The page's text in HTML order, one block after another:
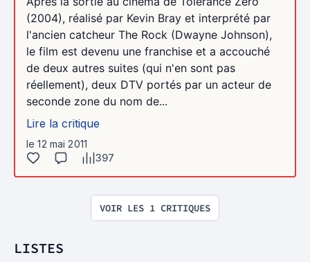
(2004), réalisé par Kevin Bray et interprété par
l'ancien catcheur The Rock (Dwayne Johnson),
le film est devenu une franchise et a accouché
de deux autres suites (qui n'en sont pas
réellement), deux DTV portés par un acteur de
seconde zone du nom de...
Lire la critique
le 12 mai 2011
397
VOIR LES 1 CRITIQUES
LISTES